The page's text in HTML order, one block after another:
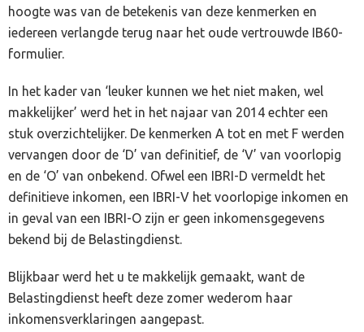
hoogte was van de betekenis van deze kenmerken en
iedereen verlangde terug naar het oude vertrouwde IB60-
formulier.
In het kader van ‘leuker kunnen we het niet maken, wel
makkelijker’ werd het in het najaar van 2014 echter een
stuk overzichtelijker. De kenmerken A tot en met F werden
vervangen door de ‘D’ van definitief, de ‘V’ van voorlopig
en de ‘O’ van onbekend. Ofwel een IBRI-D vermeldt het
definitieve inkomen, een IBRI-V het voorlopige inkomen en
in geval van een IBRI-O zijn er geen inkomensgegevens
bekend bij de Belastingdienst.
Blijkbaar werd het u te makkelijk gemaakt, want de
Belastingdienst heeft deze zomer wederom haar
inkomensverklaringen aangepast.